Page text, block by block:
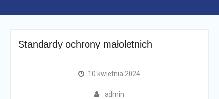
Standardy ochrony małoletnich
10 kwietnia 2024
admin